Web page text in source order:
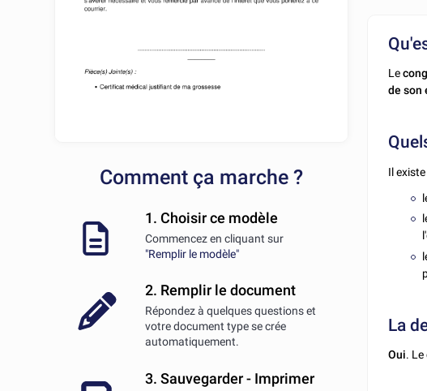
Comment ça marche ?
1. Choisir ce modèle
Commencez en cliquant sur
"Remplir le modèle"
2. Remplir le document
Répondez à quelques questions et
votre document type se crée
automatiquement.
3. Sauvegarder - Imprimer
Le
de son
Il existe
La
Oui. Le